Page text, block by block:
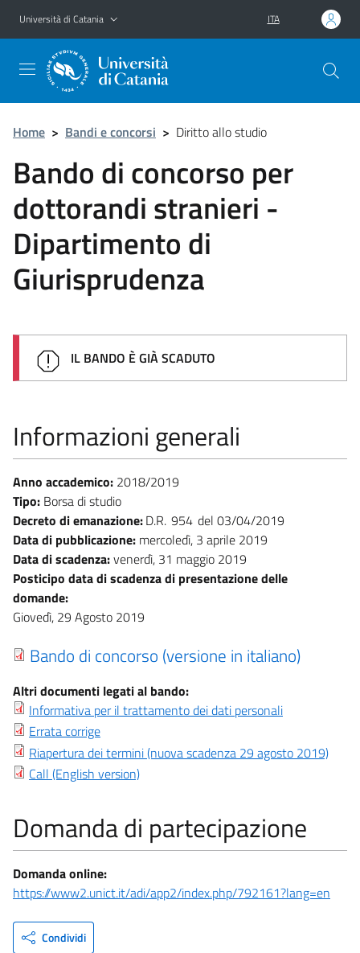
Vai al contenuto principale
Vai al menu di navigazione
Università di Catania ITA
Home > Bandi e concorsi > Diritto allo studio
Bando di concorso per
dottorandi stranieri -
Dipartimento di
Giurisprudenza
IL BANDO È GIÀ SCADUTO
Informazioni generali
Anno accademico: 2018/2019
Tipo: Borsa di studio
Decreto di emanazione:D.R. 954
03/04/2019
Data di pubblicazione: mercoledì, 3 aprile 2019
Data di scadenza:venerdì, 31 maggio 2019
Posticipo data di scadenza di presentazione delle
domande:
Giovedì, 29 Agosto 2019
Bando di concorso (versione in italiano)
Altri documenti legati al bando:
Informativa per il trattamento dei dati personali
Errata corrige
Riapertura dei termini (nuova scadenza 29 agosto 2019)
Call (English version)
Domanda di partecipazione
Domanda online:
https://www2.unict.it/adi/app2/index.php/792161?lang=en
Condividi